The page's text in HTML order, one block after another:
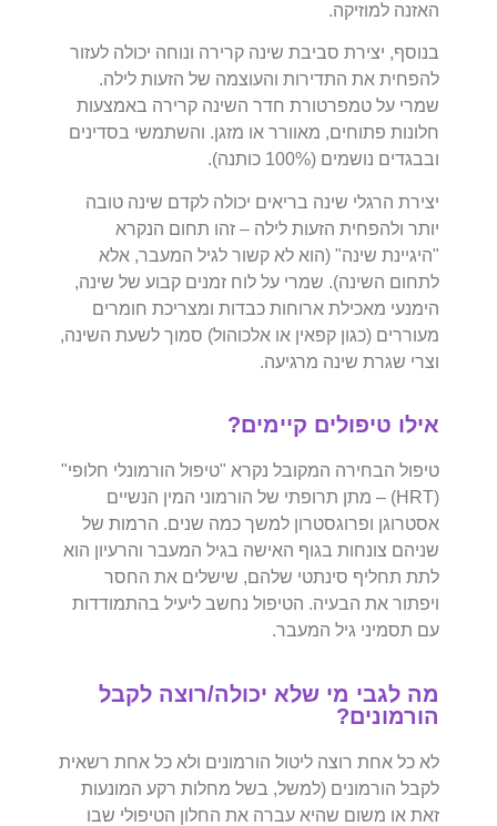
האזנה למוזיקה.
בנוסף, יצירת סביבת שינה קרירה ונוחה יכולה לעזור
להפחית את התדירות והעוצמה של הזעות לילה.
שמרי על טמפרטורת חדר השינה קרירה באמצעות
חלונות פתוחים, מאוורר או מזגן. והשתמשי בסדינים
ובבגדים נושמים (100% כותנה).
יצירת הרגלי שינה בריאים יכולה לקדם שינה טובה
יותר ולהפחית הזעות לילה – זהו תחום הנקרא
"היגיינת שינה" (הוא לא קשור לגיל המעבר, אלא
לתחום השינה). שמרי על לוח זמנים קבוע של שינה,
הימנעי מאכילת ארוחות כבדות ומצריכת חומרים
מעוררים (כגון קפאין או אלכוהול) סמוך לשעת השינה,
וצרי שגרת שינה מרגיעה.
אילו טיפולים קיימים?
טיפול הבחירה המקובל נקרא "טיפול הורמונלי חלופי"
(HRT) – מתן תרופתי של הורמוני המין הנשיים
אסטרוגן ופרוגסטרון למשך כמה שנים. הרמות של
שניהם צונחות בגוף האישה בגיל המעבר והרעיון הוא
לתת תחליף סינתטי שלהם, שישלים את החסר
ויפתור את הבעיה. הטיפול נחשב ליעיל בהתמודדות
עם תסמיני גיל המעבר.
מה לגבי מי שלא יכולה/רוצה לקבל
הורמונים?
לא כל אחת רוצה ליטול הורמונים ולא כל אחת רשאית
לקבל הורמונים (למשל, בשל מחלות רקע המונעות
זאת או משום שהיא עברה את החלון הטיפולי שבו